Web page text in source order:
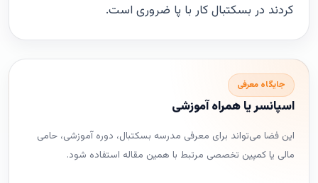
کردند در بسکتبال کار با پا ضروری است.
جایگاه معرفی
اسپانسر یا همراه آموزشی
این فضا می‌تواند برای معرفی مدرسه بسکتبال، دوره آموزشی، حامی
مالی یا کمپین تخصصی مرتبط با همین مقاله استفاده شود.